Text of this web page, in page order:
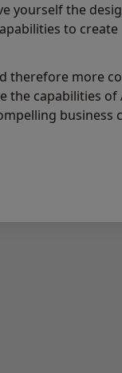
yourself the
to create
therefore more
the capabilities of
business